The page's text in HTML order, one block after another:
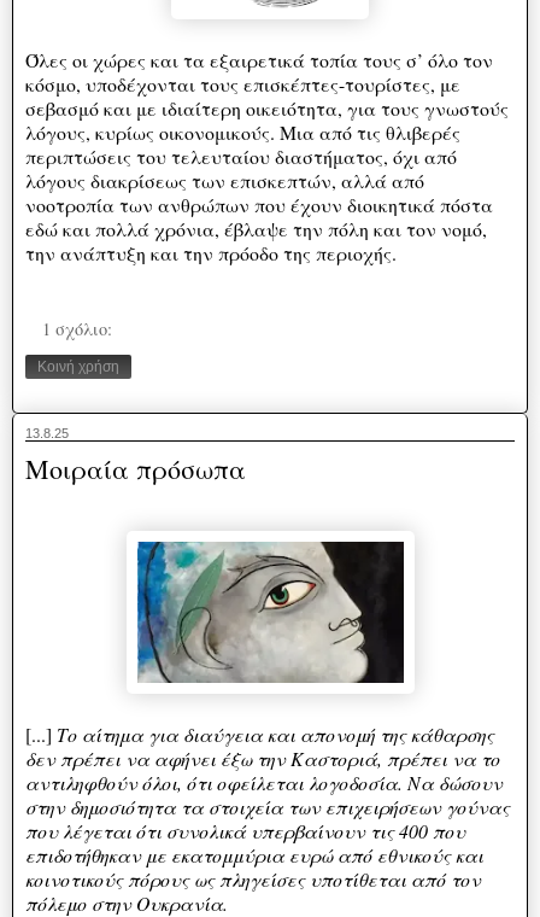
Όλες οι χώρες και τα εξαιρετικά τοπία τους σ’ όλο τον
κόσμο, υποδέχονται τους επισκέπτες-τουρίστες, με
σεβασμό και με ιδιαίτερη οικειότητα, για τους γνωστούς
λόγους, κυρίως οικονομικούς. Μια από τις θλιβερές
περιπτώσεις του τελευταίου διαστήματος, όχι από
λόγους διακρίσεως των επισκεπτών, αλλά από
νοοτροπία των ανθρώπων που έχουν διοικητικά πόστα
εδώ και πολλά χρόνια, έβλαψε την πόλη και τον νομό,
την ανάπτυξη και την πρόοδο της περιοχής.
1 σχόλιο:
Κοινή χρήση
13.8.25
Μοιραία πρόσωπα
[...] Το αίτημα για διαύγεια και απονομή της κάθαρσης
δεν πρέπει να αφήνει έξω την Καστοριά, πρέπει να το
αντιληφθούν όλοι, ότι οφείλεται λογοδοσία. Να δώσουν
στην δημοσιότητα τα στοιχεία των επιχειρήσεων γούνας
που λέγεται ότι συνολικά υπερβαίνουν τις 400 που
επιδοτήθηκαν με εκατομμύρια ευρώ από εθνικούς και
κοινοτικούς πόρους ως πληγείσες υποτίθεται από τον
πόλεμο στην Ουκρανία.